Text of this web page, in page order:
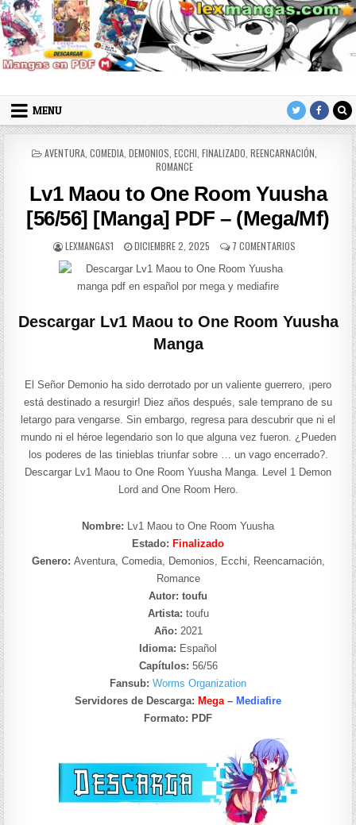
Skip to content
LexMangas
MENU
POSTED IN
AVENTURA, COMEDIA, DEMONIOS ECCHI FINALIZADO REENCARNACIÓN
ROMANCE
Lv1 Maou to One Room Yuusha
[56/56] [Manga] PDF – (Mega/Mf)
AUTHOR:
LEXMANGAS1 PUBLISHED DATE:
DICIEMBRE 2, 2025 7 COMENTARIOSEN LV1 MAOU
Descargar Lv1 Maou to One Room Yuusha
Manga
El Señor Demonio ha sido derrotado por un valiente guerrero, ¡pero
está destinado a resurgir! Diez años después, sale temprano de su
letargo para vengarse. Sin embargo, regresa para descubrir que ni el
mundo ni el héroe legendario son lo que alguna vez fueron. ¿Pueden
los poderes de las tinieblas triunfar sobre … un vago encerrado?.
Descargar Lv1 Maou to One Room Yuusha Manga. Level 1 Demon
Lord and One Room Hero.
Nombre:
Lv1 Maou to One Room Yuusha
Estado: Finalizado
Genero: Aventura, Comedia, Demonios, Ecchi, Reencarnación,
Romance
Autor: toufu
Artista: toufu
Año: 2021
Idioma: Español
Capítulos: 56/56
Fansub: Worms Organization
Servidores de Descarga: Mega – Mediafire
Formato: PDF